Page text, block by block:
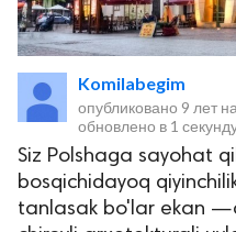
Komilabegim
опубликовано 9 лет
обновлено в 1
Siz Polshaga sayohat
bosqichidayoq
tanlasak bo'lar ekan